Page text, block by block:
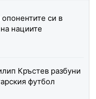
си в
нациите
Кръстев разбуни
футбол